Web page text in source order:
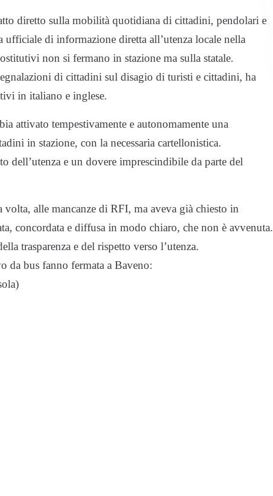
diretto sulla mobilità quotidiana di cittadini, pendolari e
di informazione diretta all’utenza locale nella
non si fermano in stazione ma sulla statale.
di cittadini sul disagio di turisti e cittadini, ha
in italiano e inglese.
attivato tempestivamente e autonomamente una
in stazione, con la necessaria cartellonistica.
dell’utenza e un dovere imprescindibile da parte del
alle mancanze di RFI, ma aveva già chiesto in
concordata e diffusa in modo chiaro, che non è avvenuta.
trasparenza e del rispetto verso l’utenza.
da bus fanno fermata a Baveno: